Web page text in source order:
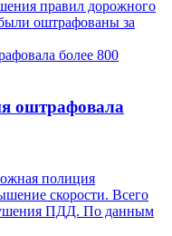
правил дорожного
оштрафованы за
оштрафовала
полиция
скорости. Всего
ПДД. По данным